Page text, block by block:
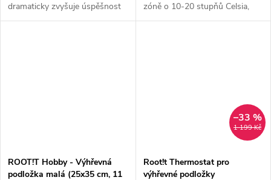
dramaticky zvyšuje úspěšnost
klíčení a urychluje růst sazenic.
zóně o 10-20 stupňů Celsia,
což podporuje úspěšné klíčení a
ROOT!T Hobby - Výhřevná
podložka malá (25x35 cm, 11
1 199 Kč
–33 %
Root!t Thermostat pro
výhřevné podložky